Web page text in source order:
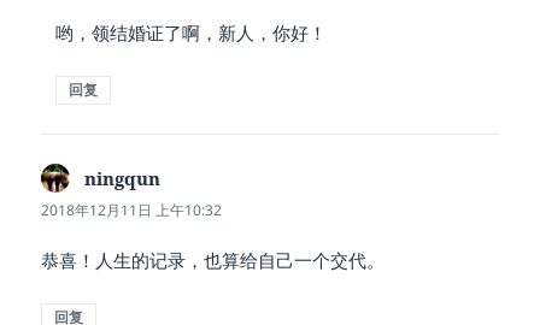
哟，领结婚证了啊，新人，你好！
回复
ningqun
道：
2018年12月11日 上午10:32
恭喜！人生的记录，也算给自己一个交代。
回复